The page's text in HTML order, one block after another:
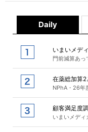
Daily
いまいメデ
門前減算あっ
在薬総加算
NPhA・26年
顧客満足度
いまいメデ